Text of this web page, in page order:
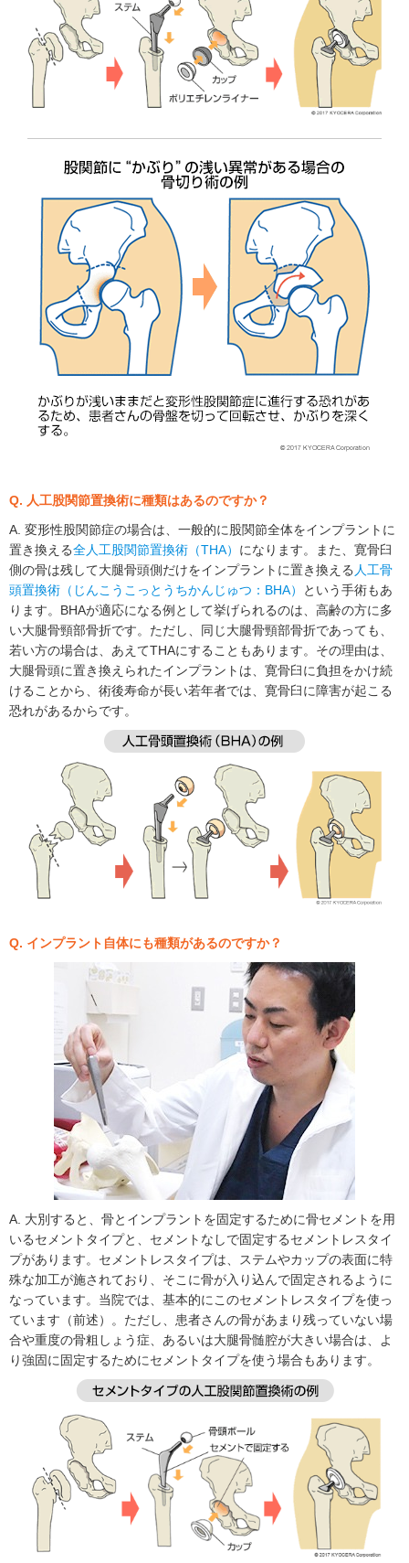
Q. 人工股関節置換術に種類はあるのですか？
A. 変形性股関節症の場合は、一般的に股関節全体をインプラントに
置き換える全人工股関節置換術（THA） になります。また、寛骨臼
側の骨は残して大腿骨頭側だけをインプラントに置き換える 人工骨
頭置換術（じんこうこっとうちかんじゅつ：BHA）
という手術もあ
ります。BHAが適応になる例として挙げられるのは、高齢の方に多
い大腿骨頸部骨折です。ただし、同じ大腿骨頸部骨折であっても、
若い方の場合は、あえてTHAにすることもあります。その理由は、
大腿骨頭に置き換えられたインプラントは、寛骨臼に負担をかけ続
けることから、術後寿命が長い若年者では、寛骨臼に障害が起こる
恐れがあるからです。
Q. インプラント自体にも種類があるのですか？
A. 大別すると、骨とインプラントを固定するために骨セメントを用
いるセメントタイプと、セメントなしで固定するセメントレスタイ
プがあります。セメントレスタイプは、ステムやカップの表面に特
殊な加工が施されており、そこに骨が入り込んで固定されるように
なっています。当院では、基本的にこのセメントレスタイプを使っ
ています（前述）。ただし、患者さんの骨があまり残っていない場
合や重度の骨粗しょう症、あるいは大腿骨髄腔が大きい場合は、よ
り強固に固定するためにセメントタイプを使う場合もあります。